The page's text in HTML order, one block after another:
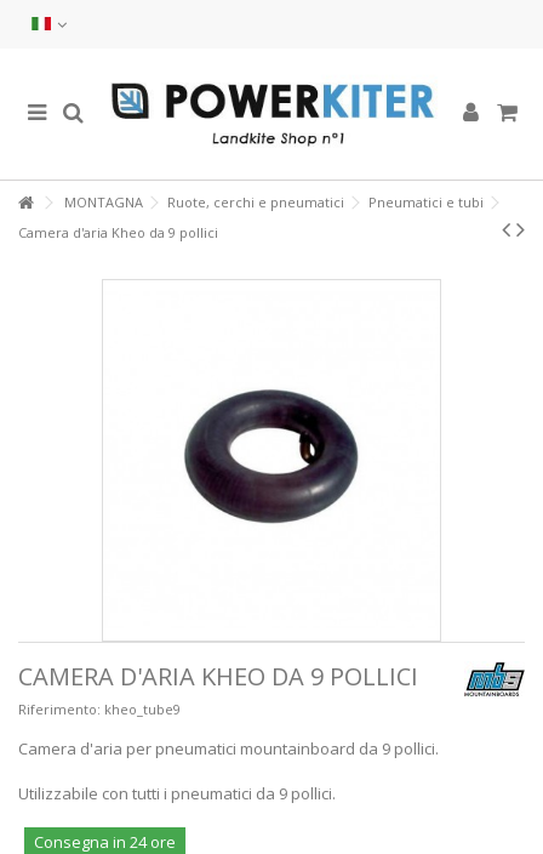
MONTAGNA Ruote, cerchi e pneumatici
Pneumatici e tubi
Camera d'aria Kheo da 9 pollici
CAMERA D'ARIA KHEO DA 9 POLLICI
Riferimento: kheo_tube9
Camera d'aria per pneumatici mountainboard da 9 pollici.
Utilizzabile con tutti i pneumatici da 9 pollici.
Consegna in 24 ore